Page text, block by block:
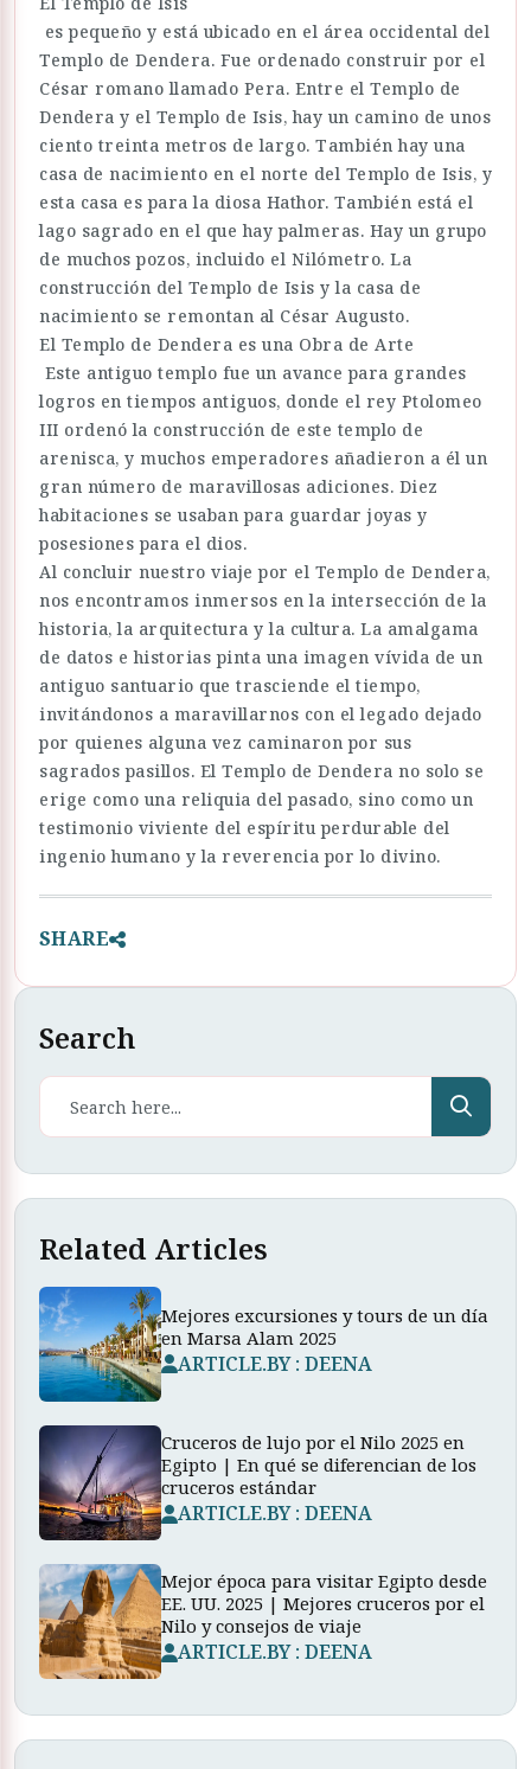
es pequeño y está ubicado en el área occidental del
Templo de Dendera. Fue ordenado construir por el
César romano llamado Pera. Entre el Templo de
Dendera y el Templo de Isis, hay un camino de unos
ciento treinta metros de largo. También hay una
casa de nacimiento en el norte del Templo de Isis, y
esta casa es para la diosa Hathor. También está el
lago sagrado en el que hay palmeras. Hay un grupo
de muchos pozos, incluido el Nilómetro. La
construcción del Templo de Isis y la casa de
nacimiento se remontan al César Augusto.
El Templo de Dendera es una Obra de Arte
Este antiguo templo fue un avance para grandes
logros en tiempos antiguos, donde el rey Ptolomeo
III ordenó la construcción de este templo de
arenisca, y muchos emperadores añadieron a él un
gran número de maravillosas adiciones. Diez
habitaciones se usaban para guardar joyas y
posesiones para el dios.
Al concluir nuestro viaje por el Templo de Dendera,
nos encontramos inmersos en la intersección de la
historia, la arquitectura y la cultura. La amalgama
de datos e historias pinta una imagen vívida de un
antiguo santuario que trasciende el tiempo,
invitándonos a maravillarnos con el legado dejado
por quienes alguna vez caminaron por sus
sagrados pasillos. El Templo de Dendera no solo se
erige como una reliquia del pasado, sino como un
testimonio viviente del espíritu perdurable del
ingenio humano y la reverencia por lo divino.
SHARE
Search
Related Articles
Mejores excursiones y tours de un día
en Marsa Alam 2025
ARTICLE.BY : DEENA
Cruceros de lujo por el Nilo 2025 en
Egipto | En qué se diferencian de los
cruceros estándar
ARTICLE.BY : DEENA
Mejor época para visitar Egipto desde
EE. UU. 2025 | Mejores cruceros por el
Nilo y consejos de viaje
ARTICLE.BY : DEENA